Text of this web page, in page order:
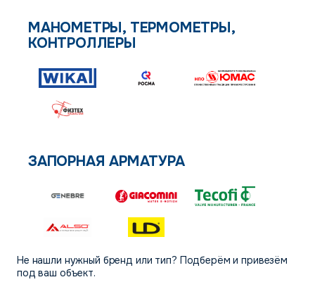
МАНОМЕТРЫ, ТЕРМОМЕТРЫ,
КОНТРОЛЛЕРЫ
ЗАПОРНАЯ АРМАТУРА
Не нашли нужный бренд или тип? Подберём и привезём
под ваш объект.